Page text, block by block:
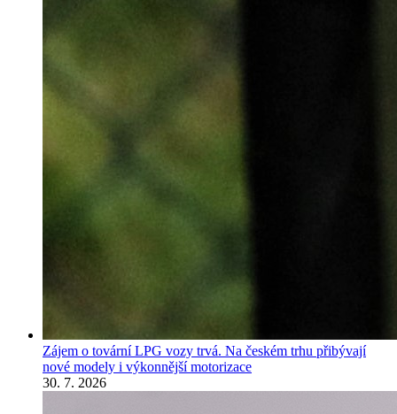
Zájem o tovární LPG vozy trvá. Na českém trhu přibývají
nové modely i výkonnější motorizace
30. 7. 2026